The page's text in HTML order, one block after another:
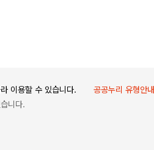
이용할 수 있습니다.
공공누리 유형안내
니다.